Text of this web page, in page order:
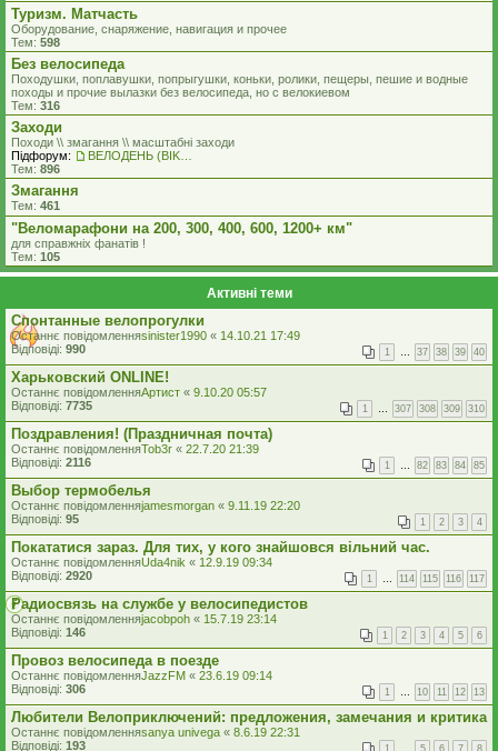
Туризм. Матчасть
Оборудование, снаряжение, навигация и прочее
Тем: 598
Без велосипеда
Походушки, поплавушки, попрыгушки, коньки, ролики, пещеры, пешие и водные
походы и прочие вылазки без велосипеда, но с велокиевом
Тем: 316
Заходи
Походи \\ змагання \\ масштабні заходи
Підфорум:
Тем: 896
Змагання
Тем: 461
"Веломарафони на 200, 300, 400, 600, 1200+ км"
для справжнiх фанатiв !
Тем: 105
Активні теми
Спонтанные велопрогулки
Останнє повідомленняsinister1990 « 14.10.21 17:49
Відповіді: 990 1 … 37 38 39 40
Харьковский ONLINE!
Останнє повідомленняАртист « 9.10.20 05:57
Відповіді: 7735 1 … 307 308 309 310
Поздравления! (Праздничная почта)
Останнє повідомленняTob3r « 22.7.20 21:39
Відповіді: 2116 1 … 82 83 84 85
Выбор термобелья
Останнє повідомленняjamesmorgan « 9.11.19 22:20
Відповіді: 95 1 2 3 4
Покататися зараз. Для тих, у кого знайшовся вільний час.
Останнє повідомленняUda4nik « 12.9.19 09:34
Відповіді: 2920 1 … 114 115 116 117
Радиосвязь на службе у велосипедистов
Останнє повідомленняjacobpoh « 15.7.19 23:14
Відповіді: 146 1 2 3 4 5 6
Провоз велосипеда в поезде
Останнє повідомленняJazzFM « 23.6.19 09:14
Відповіді: 306 1 … 10 11 12 13
Любители Велоприключений: предложения, замечания и критика
Останнє повідомленняsanya univega « 8.6.19 22:31
Відповіді: 193 1 … 5 6 7 8